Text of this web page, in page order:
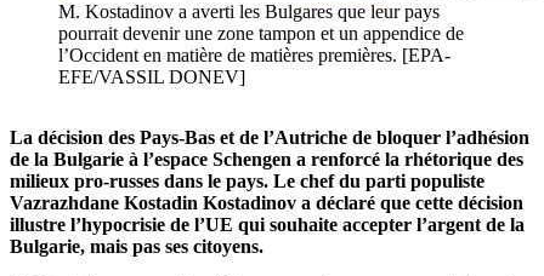
M. Kostadinov a averti les Bulgares que leur pays
pourrait devenir une zone tampon et un appendice de
l’Occident en matière de matières premières. [EPA-
EFE/VASSIL DONEV]
La décision des Pays-Bas et de l’Autriche de bloquer l’adhésion
de la Bulgarie à l’espace Schengen a renforcé la rhétorique des
milieux pro-russes dans le pays. Le chef du parti populiste
Vazrazhdane Kostadin Kostadinov a déclaré que cette décision
illustre l’hypocrisie de l’UE qui souhaite accepter l’argent de la
Bulgarie, mais pas ses citoyens.